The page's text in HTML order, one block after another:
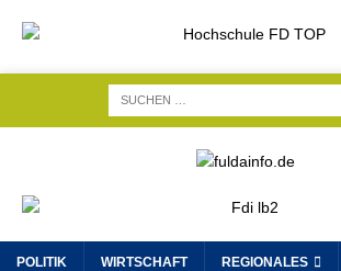
POLITIK WIRTSCHAFT REGIONALES